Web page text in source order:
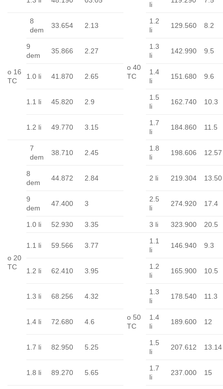
o 40
TC
li
o 16
TC
8
dem
33.654 2.13
1.2
li
129.560 8.2
9
dem
35.866 2.27
1.3
li
142.990 9.5
1.0 li 41.870 2.65
1.4
li
151.680 9.6
1.1 li 45.820 2.9
1.5
li
162.740 10.3
1.2 li 49.770 3.15
1.7
li
184.860 11.5
o 20
TC
7
dem
38.710 2.45
1.8
li
198.606 12.57
8
dem
44.872 2.84 2 li 219.304 13.50
9
dem
47.400 3
2.5
li
274.920 17.4
1.0 li 52.930 3.35 3 li 323.900 20.5
1.1 li 59.566 3.77
o 50
TC
1.1
li
146.940 9.3
1.2 li 62.410 3.95
1.2
li
165.900 10.5
1.3 li 68.256 4.32
1.3
li
178.540 11.3
1.4 li 72.680 4.6
1.4
li
189.600 12
1.7 li 82.950 5.25
1.5
li
207.612 13.14
1.8 li 89.270 5.65
1.7
li
237.000 15